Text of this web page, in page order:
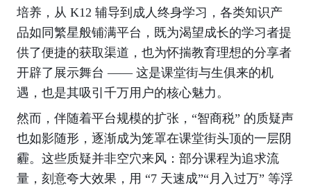
培养，从 K12 辅导到成人终身学习，各类知识产
品如同繁星般铺满平台，既为渴望成长的学习者提
供了便捷的获取渠道，也为怀揣教育理想的分享者
开辟了展示舞台 —— 这是课堂街与生俱来的机
遇，也是其吸引千万用户的核心魅力。
然而，伴随着平台规模的扩张，“智商税” 的质疑声
也如影随形，逐渐成为笼罩在课堂街头顶的一层阴
霾。这些质疑并非空穴来风：部分课程为追求流
量，刻意夸大效果，用 “7 天速成”“月入过万” 等浮